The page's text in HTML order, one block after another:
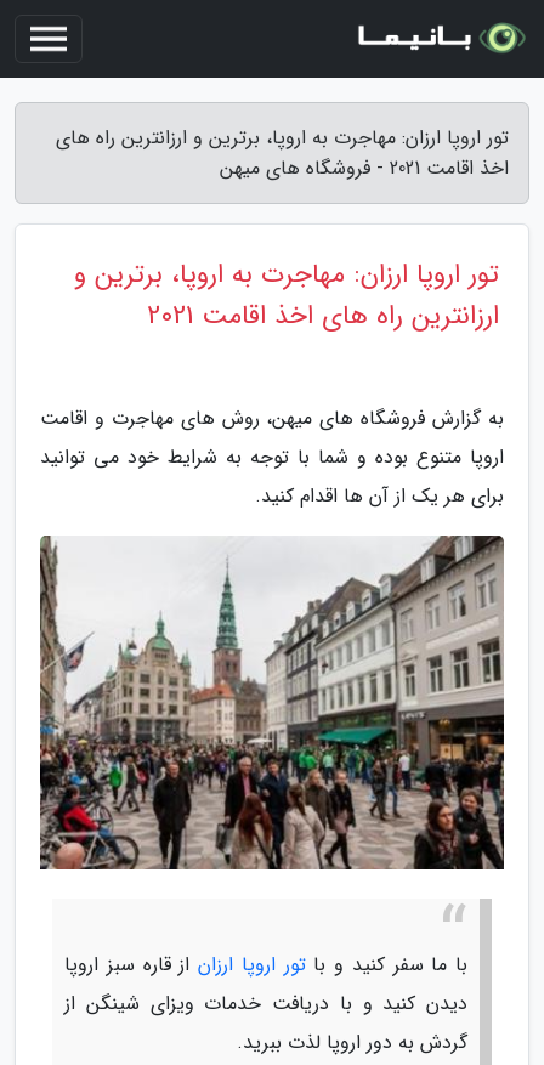
تور اروپا ارزان: مهاجرت به اروپا، برترین و ارزانترین راه های
اخذ اقامت 2021 - فروشگاه های میهن
تور اروپا ارزان: مهاجرت به اروپا، برترین و
ارزانترین راه های اخذ اقامت 2021
به گزارش فروشگاه های میهن، روش های مهاجرت و اقامت
اروپا متنوع بوده و شما با توجه به شرایط خود می توانید
برای هر یک از آن ها اقدام کنید.
با ما سفر کنید و باتور اروپا ارزان از قاره سبز اروپا
دیدن کنید و با دریافت خدمات ویزای شینگن از
گردش به دور اروپا لذت ببرید.